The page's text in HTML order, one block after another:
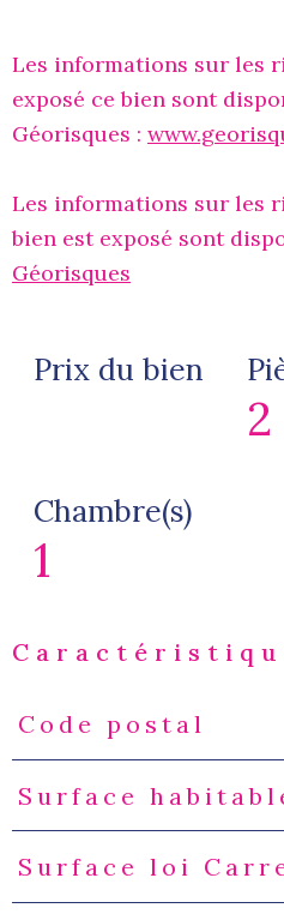
Les informations sur les
exposé ce bien sont
Géorisques :
Les informations sur les
bien est exposé sont
Géorisques
Prix du bien
2
Chambre(s)
1
Caractéristiques
Code postal
Surface
Surface loi